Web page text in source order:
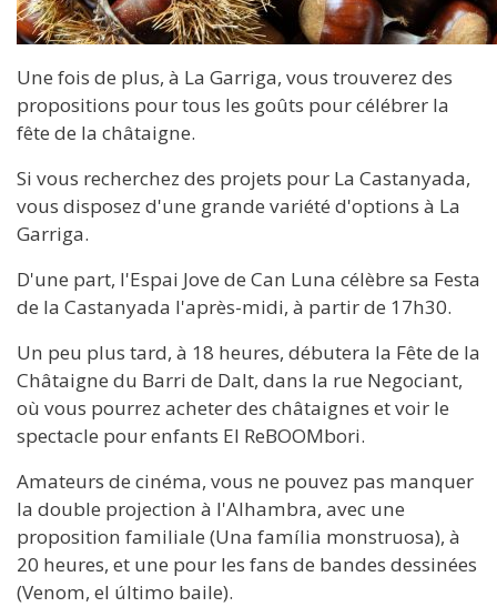
Une fois de plus, à La Garriga, vous trouverez des
propositions pour tous les goûts pour célébrer la
fête de la châtaigne.
Si vous recherchez des projets pour La Castanyada,
vous disposez d'une grande variété d'options à La
Garriga.
D'une part, l'Espai Jove de Can Luna célèbre sa Festa
de la Castanyada l'après-midi, à partir de 17h30.
Un peu plus tard, à 18 heures, débutera la Fête de la
Châtaigne du Barri de Dalt, dans la rue Negociant,
où vous pourrez acheter des châtaignes et voir le
spectacle pour enfants El ReBOOMbori.
Amateurs de cinéma, vous ne pouvez pas manquer
la double projection à l'Alhambra, avec une
proposition familiale (Una família monstruosa), à
20 heures, et une pour les fans de bandes dessinées
(Venom, el último baile).